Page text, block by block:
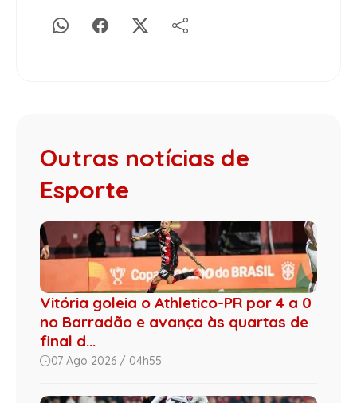
Outras notícias de
Esporte
Vitória goleia o Athletico-PR por 4 a 0
no Barradão e avança às quartas de
final d...
07 Ago 2026 / 04h55